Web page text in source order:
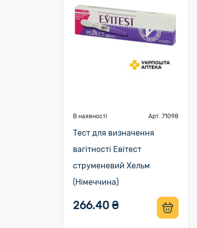
В наявності Арт. 71098
Тест для визначення
вагітності Евітест
струменевий Хельм
(Німеччина)
266.40 ₴